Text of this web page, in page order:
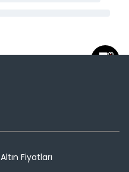
Altın Fiyatları